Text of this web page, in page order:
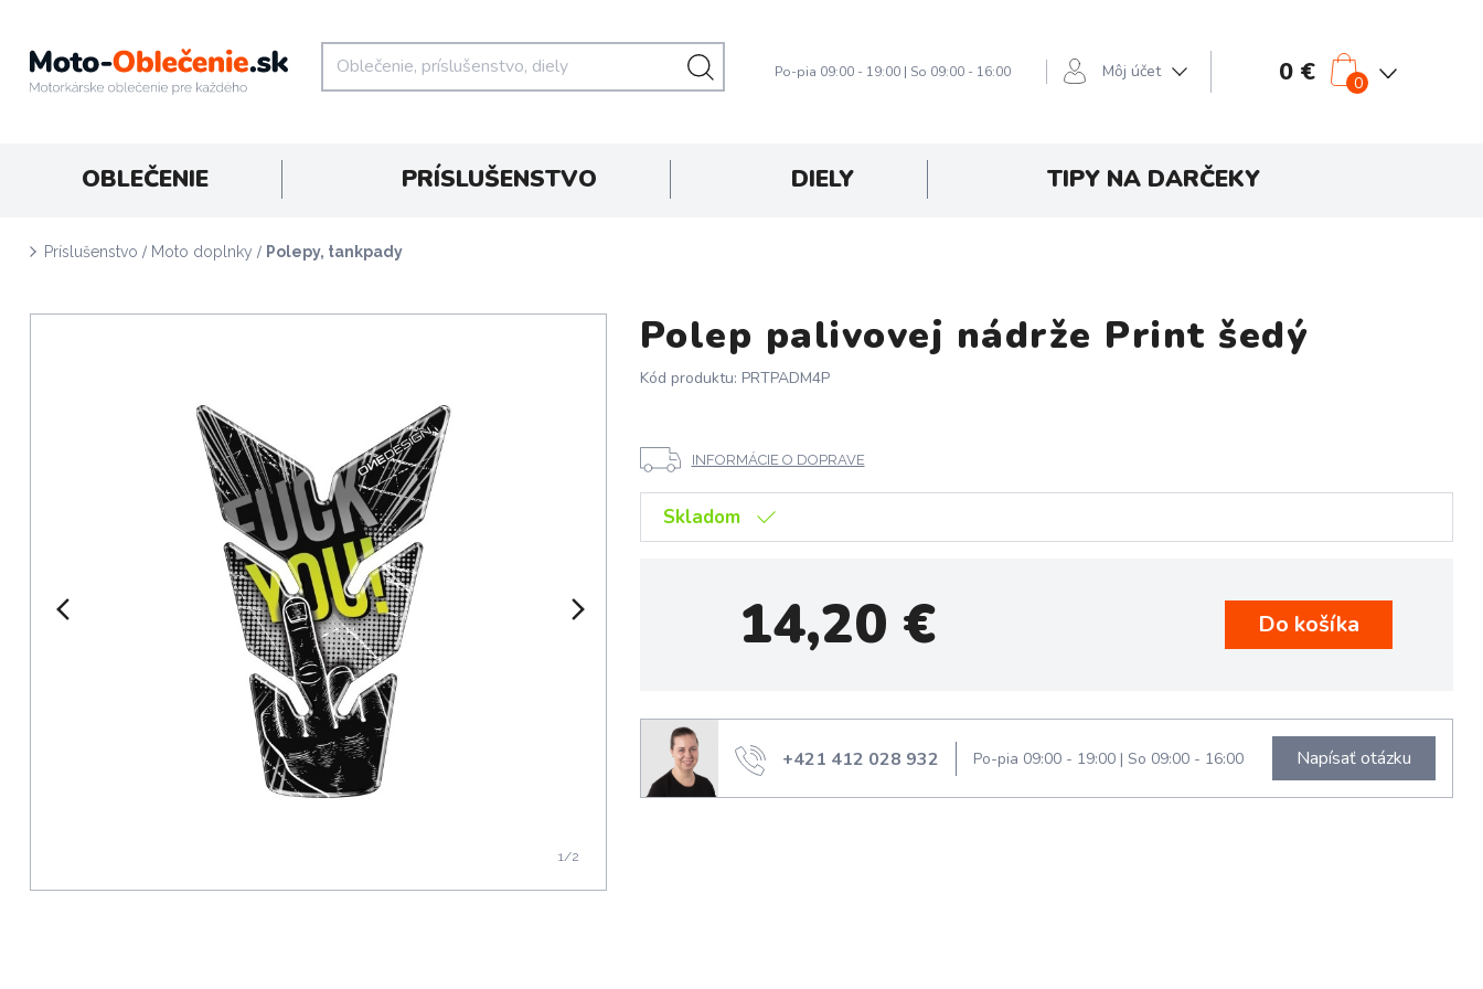
Po-pia 09:00 - 19:00 | So 09:00 - 16:00 Môj účet 0 € 0
OBLEČENIE PRÍSLUŠENSTVO DIELY TIPY NA DARČEKY
Príslušenstvo / Moto doplnky / Polepy, tankpady
Polep palivovej nádrže Print šedý
Kód produktu: PRTPADM4P
1 /2
INFORMÁCIE O DOPRAVE
Skladom
14,20 €
+421 412 028 932 Po-pia 09:00 - 19:00| So 09:00 - 16:00 Napísať otázku